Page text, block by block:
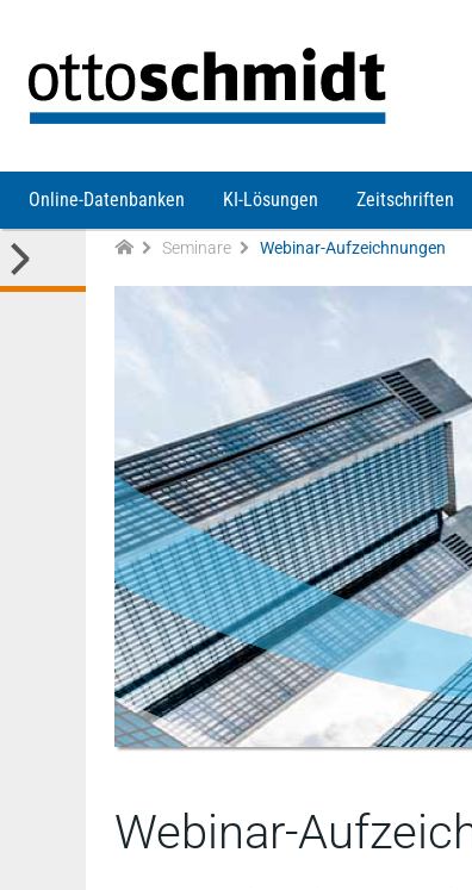
Online-Datenbanken KI-Lösungen Zeitschriften
Seminare Webinar-Aufzeichnungen
Webinar-